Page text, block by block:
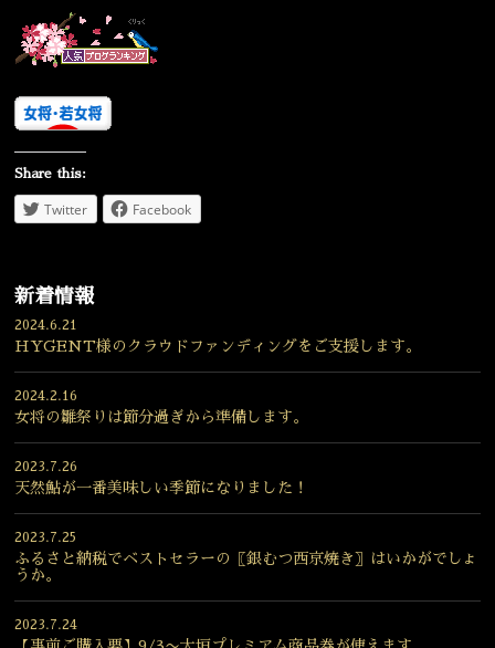
Share this:
Twitter Facebook
新着情報
2024.6.21
HYGENT様のクラウドファンディングをご支援します。
2024.2.16
女将の雛祭りは節分過ぎから準備します。
2023.7.26
天然鮎が一番美味しい季節になりました！
2023.7.25
ふるさと納税でベストセラーの〖銀むつ西京焼き〗はいかがでしょ
うか。
2023.7.24